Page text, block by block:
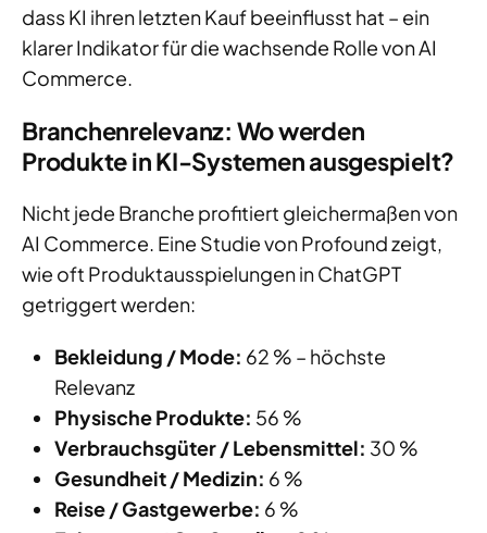
dass KI ihren letzten Kauf beeinflusst hat – ein
klarer Indikator für die wachsende Rolle von AI
Commerce.
Branchenrelevanz: Wo werden
Produkte in KI-Systemen ausgespielt?
Nicht jede Branche profitiert gleichermaßen von
AI Commerce. Eine Studie von Profound zeigt,
wie oft Produktausspielungen in ChatGPT
getriggert werden:
Bekleidung / Mode: 62 % – höchste
Relevanz
Physische Produkte: 56 %
Verbrauchsgüter / Lebensmittel: 30 %
Gesundheit / Medizin: 6 %
Reise / Gastgewerbe: 6 %